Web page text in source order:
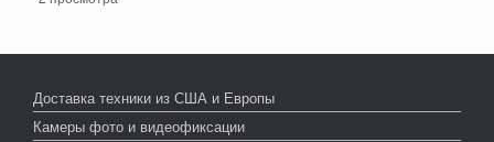
Доставка техники из США и Европы
Камеры фото и видеофиксации